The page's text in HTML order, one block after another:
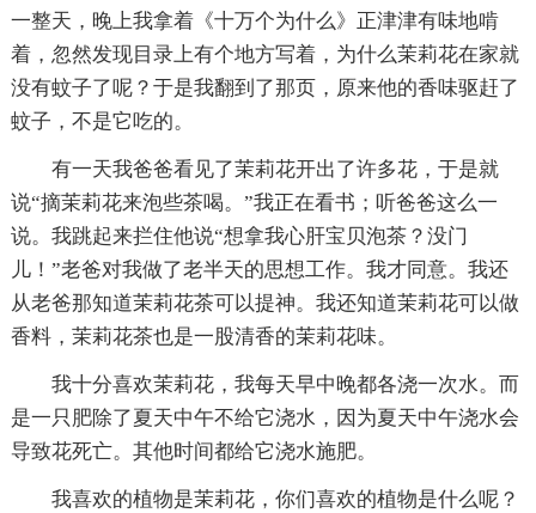
一整天，晚上我拿着《十万个为什么》正津津有味地啃
着，忽然发现目录上有个地方写着，为什么茉莉花在家就
没有蚊子了呢？于是我翻到了那页，原来他的香味驱赶了
蚊子，不是它吃的。
有一天我爸爸看见了茉莉花开出了许多花，于是就
说“摘茉莉花来泡些茶喝。”我正在看书；听爸爸这么一
说。我跳起来拦住他说“想拿我心肝宝贝泡茶？没门
儿！”老爸对我做了老半天的思想工作。我才同意。我还
从老爸那知道茉莉花茶可以提神。我还知道茉莉花可以做
香料，茉莉花茶也是一股清香的茉莉花味。
我十分喜欢茉莉花，我每天早中晚都各浇一次水。而
是一只肥除了夏天中午不给它浇水，因为夏天中午浇水会
导致花死亡。其他时间都给它浇水施肥。
我喜欢的植物是茉莉花，你们喜欢的植物是什么呢？